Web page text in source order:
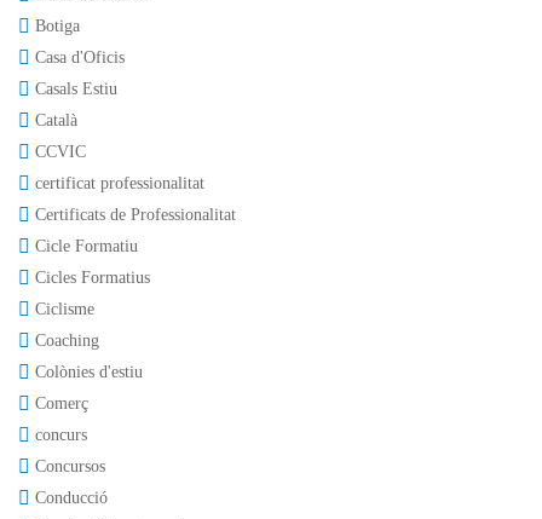
Botiga
Casa d'Oficis
Casals Estiu
Català
CCVIC
certificat professionalitat
Certificats de Professionalitat
Cicle Formatiu
Cicles Formatius
Ciclisme
Coaching
Colònies d'estiu
Comerç
concurs
Concursos
Conducció